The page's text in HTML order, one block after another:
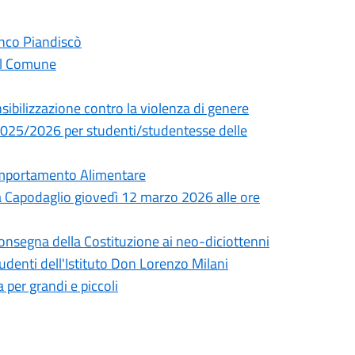
Piandiscò
Comune
contro la violenza di genere
2026 per studenti/studentesse delle
Alimentare
giovedì 12 marzo 2026 alle ore
della Costituzione ai neo-diciottenni
dell'Istituto Don Lorenzo Milani
per grandi e piccoli